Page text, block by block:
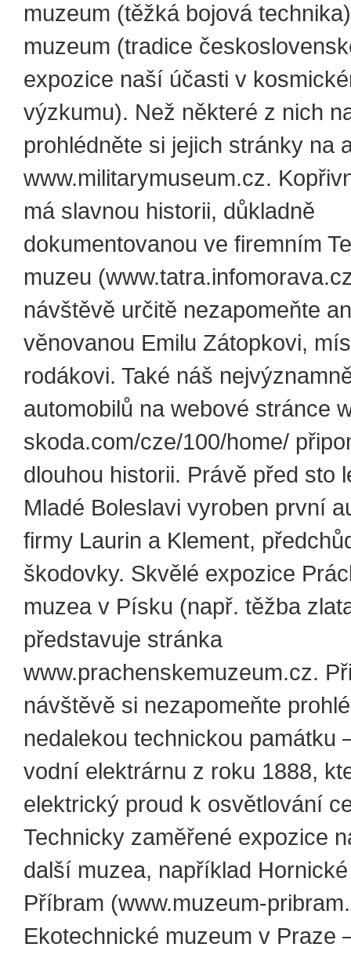
muzeum (těžká bojová
muzeum (tradice
expozice naší účasti v
výzkumu). Než některé z nich
prohlédněte si jejich stránky na
www.militarymuseum.cz.
má slavnou historii, důkladně
dokumentovanou ve firemním
muzeu
návštěvě určitě nezapomeňte
věnovanou Emilu Zátopkovi,
rodákovi. Také náš
automobilů na webové stránce
skoda.com/cze/100/home/
dlouhou historii. Právě před sto
Mladé Boleslavi vyroben první
firmy Laurin a Klement,
škodovky. Skvělé expozice
muzea v Písku (např. těžba
představuje stránka
www.prachenskemuzeum.cz.
návštěvě si nezapomeňte
nedalekou technickou památku
vodní elektrárnu z roku 1888,
elektrický proud k osvětlování
Technicky zaměřené expozice
další muzea, například
Příbram (www.muzeum-
Ekotechnické muzeum v Praze